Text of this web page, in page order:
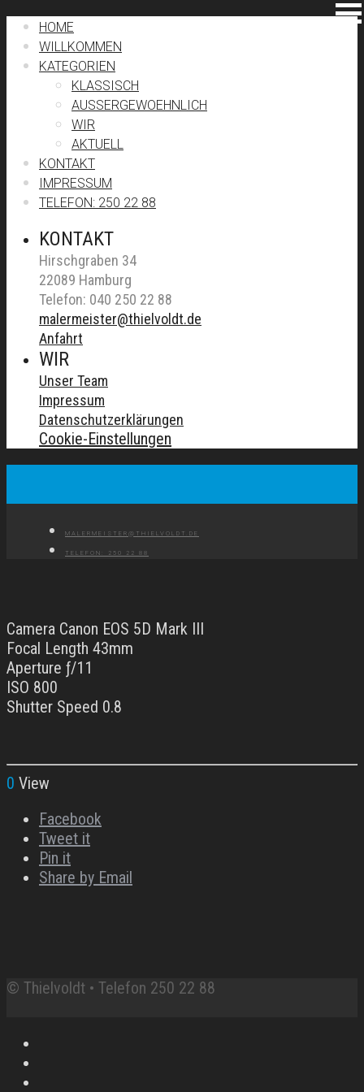
HOME
WILLKOMMEN
KATEGORIEN
KLASSISCH
AUSSERGEWOEHNLICH
WIR
AKTUELL
KONTAKT
IMPRESSUM
TELEFON: 250 22 88
KONTAKT
Hirschgraben 34
22089 Hamburg
Telefon: 040 250 22 88
malermeister@thielvoldt.de
Anfahrt
WIR
Unser Team
Impressum
Datenschutzerklärungen
Cookie-Einstellungen
MALERMEISTER@THIELVOLDT.DE
TELEFON: 250 22 88
Camera Canon EOS 5D Mark III
Focal Length 43mm
Aperture ƒ/11
ISO 800
Shutter Speed 0.8
0 View
Facebook
Tweet it
Pin it
Share by Email
© Thielvoldt • Telefon 250 22 88